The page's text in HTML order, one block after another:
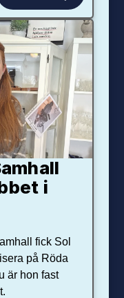
i
fick Sol
på Röda
är hon fast